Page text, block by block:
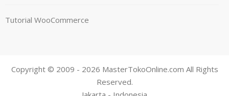
Tutorial WooCommerce
Copyright © 2009 - 2026 MasterTokoOnline.com All Rights
Reserved.